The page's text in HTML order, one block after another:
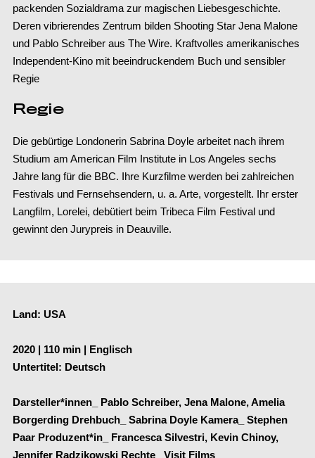
packenden Sozialdrama zur magischen Liebesgeschichte.
Deren vibrierendes Zentrum bilden Shooting Star Jena Malone
und Pablo Schreiber aus The Wire. Kraftvolles amerikanisches
Independent-Kino mit beeindruckendem Buch und sensibler
Regie
Regie
Die gebürtige Londonerin Sabrina Doyle arbeitet nach ihrem
Studium am American Film Institute in Los Angeles sechs
Jahre lang für die BBC. Ihre Kurzfilme werden bei zahlreichen
Festivals und Fernsehsendern, u. a. Arte, vorgestellt. Ihr erster
Langfilm, Lorelei, debütiert beim Tribeca Film Festival und
gewinnt den Jurypreis in Deauville.
Land: USA
2020 | 110 min | Englisch
Untertitel: Deutsch
Darsteller*innen_ Pablo Schreiber, Jena Malone, Amelia
Borgerding Drehbuch_ Sabrina Doyle Kamera_ Stephen
Paar Produzent*in_ Francesca Silvestri, Kevin Chinoy,
Jennifer Radzikowski Rechte_ Visit Films